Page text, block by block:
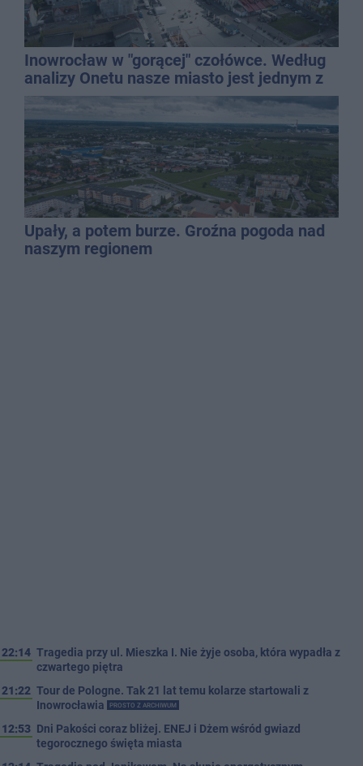
Inowrocław w "gorącej" czołówce. Według
analizy Onetu nasze miasto jest jednym z
najbardziej narażonych na upały
Upały, a potem burze. Groźna pogoda nad
naszym regionem
22:14 Tragedia przy ul. Mieszka I. Nie żyje osoba, która wypadła z
czwartego piętra
21:22 Tour de Pologne. Tak 21 lat temu kolarze startowali z
Inowrocławia
PROSTO Z ARCHIWUM
12:53 Dni Pakości coraz bliżej. ENEJ i Dżem wśród gwiazd
tegorocznego święta miasta